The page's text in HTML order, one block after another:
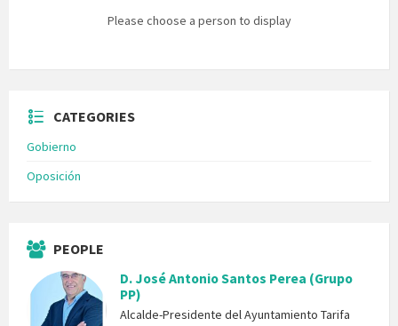
Please choose a person to display
CATEGORIES
Gobierno
Oposición
PEOPLE
D. José Antonio Santos Perea (Grupo
PP)
Alcalde-Presidente del Ayuntamiento Tarifa